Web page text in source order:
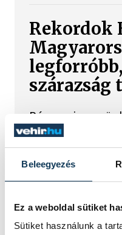
Beleegyezés
Ez a weboldal sütiket
Sütiket használunk a
Rekordok
szárazság
Rá sem
hőség.
országok közé
Egyesült
júliust mértek,